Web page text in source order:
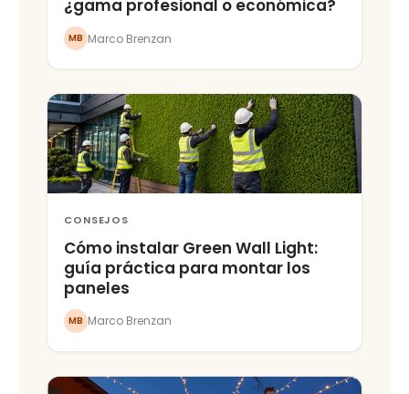
¿gama profesional o económica?
MB Marco Brenzan
CONSEJOS
Cómo instalar Green Wall Light:
guía práctica para montar los
paneles
MB Marco Brenzan